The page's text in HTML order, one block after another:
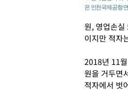
은 인천국제공항
원, 영업손
이지만 적자
2018년 11
원을 거두면
적자에서 벗